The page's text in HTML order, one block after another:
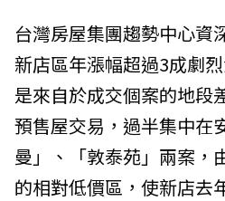
台灣房屋集團趨勢中心資
新店區年漲幅超過3成劇
是來自於成交個案的地段
預售屋交易，過半集中在
曼」、「敦泰苑」兩案，
的相對低價區，使新店去